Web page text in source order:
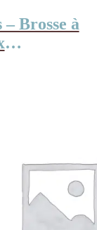
Brosse à
dinde